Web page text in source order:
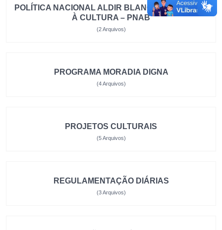
POLÍTICA NACIONAL ALDIR BLANC DE FOMENTO
À CULTURA – PNAB
(2 Arquivos)
PROGRAMA MORADIA DIGNA
(4 Arquivos)
PROJETOS CULTURAIS
(5 Arquivos)
REGULAMENTAÇÃO DIÁRIAS
(3 Arquivos)